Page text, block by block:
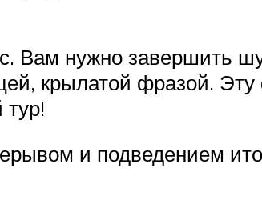
Вам нужно завершить
крылатой фразой.
и подведением